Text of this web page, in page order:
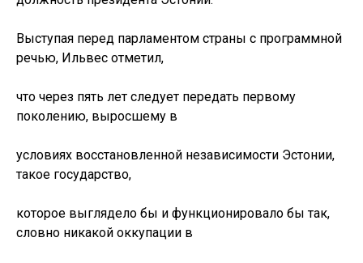
Выступая перед парламентом страны с программной
речью, Ильвес отметил,
что через пять лет следует передать первому
поколению, выросшему в
условиях восстановленной независимости Эстонии,
такое государство,
которое выглядело бы и функционировало бы так,
словно никакой оккупации в